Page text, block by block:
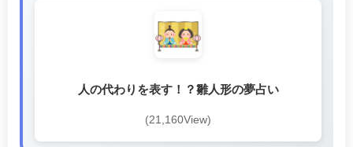
人の代わりを表す！？雛人形の夢占い
(21,160View)